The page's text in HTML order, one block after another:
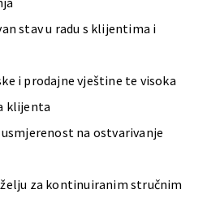
stav u radu s klijentima i
i prodajne vještine te visoka
klijenta
na ostvarivanje
za kontinuiranim stručnim